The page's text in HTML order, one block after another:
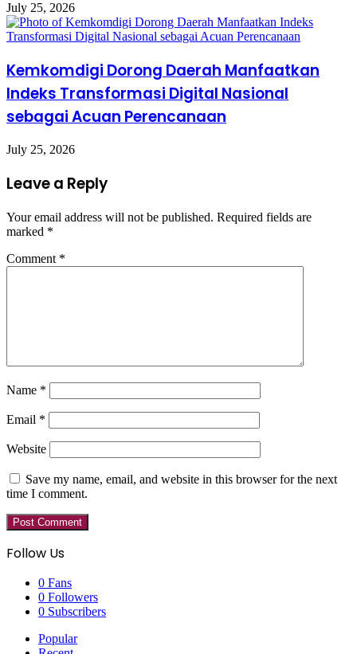
July 25, 2026
Kemkomdigi Dorong Daerah Manfaatkan
Indeks Transformasi Digital Nasional
sebagai Acuan Perencanaan
July 25, 2026
Leave a Reply
Your email address will not be published. Required fields are
marked *
Comment *
Name *
Email *
Website
Save my name, email, and website in this browser for the next
time I comment.
Follow Us
0 Fans
0 Followers
0 Subscribers
Popular